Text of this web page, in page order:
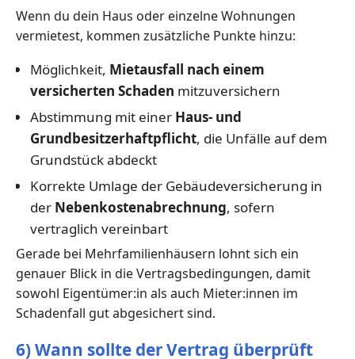
Wenn du dein Haus oder einzelne Wohnungen
vermietest, kommen zusätzliche Punkte hinzu:
Möglichkeit, Mietausfall nach einem
versicherten Schaden mitzuversichern
Abstimmung mit einer Haus- und
Grundbesitzerhaftpflicht, die Unfälle auf dem
Grundstück abdeckt
Korrekte Umlage der Gebäudeversicherung in
der Nebenkostenabrechnung, sofern
vertraglich vereinbart
Gerade bei Mehrfamilienhäusern lohnt sich ein
genauer Blick in die Vertragsbedingungen, damit
sowohl Eigentümer:in als auch Mieter:innen im
Schadenfall gut abgesichert sind.
6) Wann sollte der Vertrag überprüft